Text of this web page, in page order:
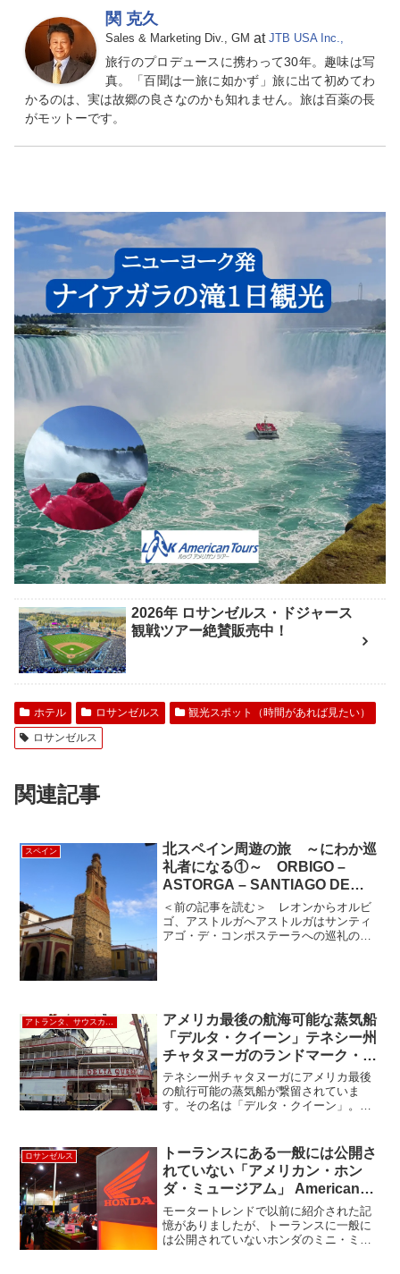
関 克久
Sales & Marketing Div., GM at JTB USA Inc.,
旅行のプロデュースに携わって30年。趣味は写
真。「百聞は一旅に如かず」旅に出て初めてわ
かるのは、実は故郷の良さなのかも知れません。旅は百薬の長
がモットーです。
2026年 ロサンゼルス・ドジャース
観戦ツアー絶賛販売中！
ホテル ロサンゼルス
観光スポット（時間があれば見たい）
ロサンゼルス
関連記事
スペイン
北スペイン周遊の旅 ～にわか巡
礼者になる①～ ORBIGO –
ASTORGA – SANTIAGO DE
COMPOSTELA
＜前の記事を読む＞ レオンからオルビ
ゴ、アストルガへアストルガはサンティ
アゴ・デ・コンポステーラへの巡礼の人
アトランタ、サウスカロライナ、南部
アメリカ最後の航海可能な蒸気船
「デルタ・クイーン」テネシー州
チャタヌーガのランドマーク・ホ
テル
テネシー州チャタヌーガにアメリカ最後
の航行可能の蒸気船が繋留されていま
す。その名は「デルタ・クイーン」。昨
して航海しました。デルタ・クリーンは
普段はホテルになっているん...
ロサンゼルス
トーランスにある一般には公開さ
れていない「アメリカン・ホン
ダ・ミュージアム」 American
Honda Museum
モータートレンドで以前に紹介された記
憶がありましたが、トーランスに一般に
は公開されていないホンダのミニ・ミュ